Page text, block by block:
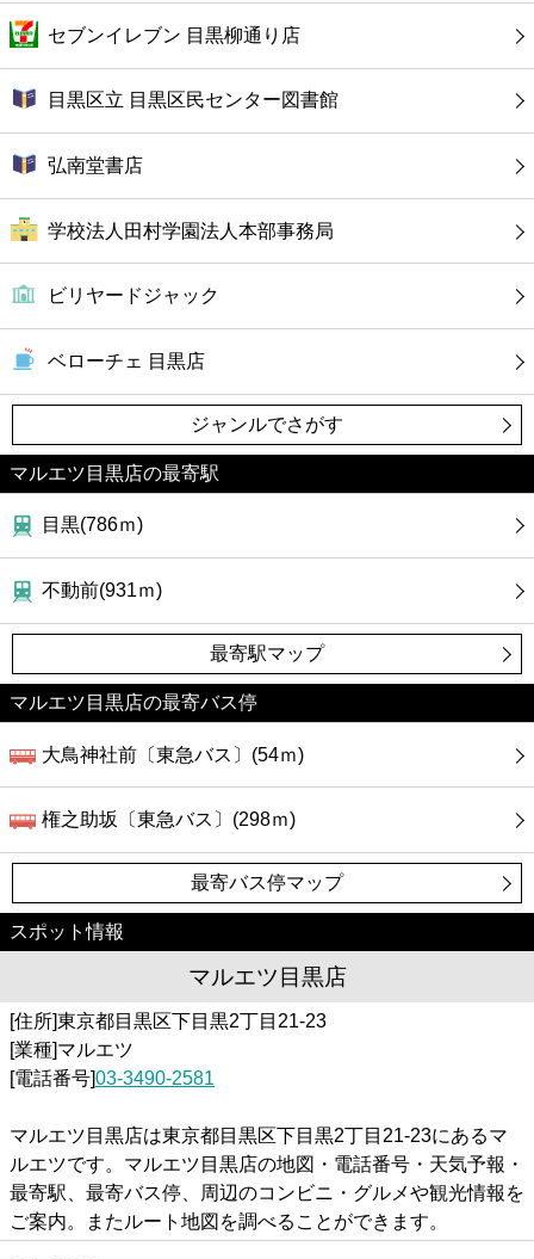
セブンイレブン 目黒柳通り店
目黒区立 目黒区民センター図書館
弘南堂書店
学校法人田村学園法人本部事務局
ビリヤードジャック
ベローチェ 目黒店
ジャンルでさがす
マルエツ目黒店の最寄駅
目黒(786ｍ)
不動前(931ｍ)
最寄駅マップ
マルエツ目黒店の最寄バス停
大鳥神社前〔東急バス〕(54ｍ)
権之助坂〔東急バス〕(298ｍ)
最寄バス停マップ
スポット情報
マルエツ目黒店
[住所]東京都目黒区下目黒2丁目21-23
[業種]マルエツ
[電話番号]03-3490-2581
マルエツ目黒店は東京都目黒区下目黒2丁目21-23にあるマ
ルエツです。マルエツ目黒店の地図・電話番号・天気予報・
最寄駅、最寄バス停、周辺のコンビニ・グルメや観光情報を
ご案内。またルート地図を調べることができます。